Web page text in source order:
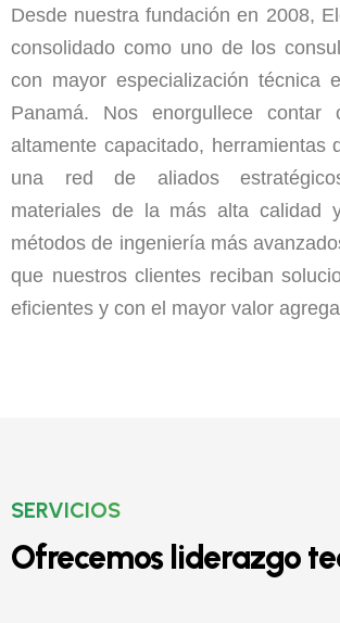
Desde nuestra fundación en 2008,
consolidado como uno de los
con mayor especialización técnica
Panamá. Nos enorgullece contar
altamente capacitado, herramientas
una red de aliados
materiales de la más alta calidad
métodos de ingeniería más
que nuestros clientes reciban
eficientes y con el mayor valor
SERVICIOS
Ofrecemos liderazgo